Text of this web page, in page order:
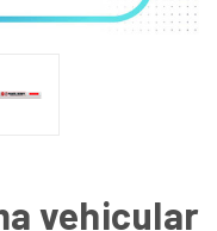
vehicular